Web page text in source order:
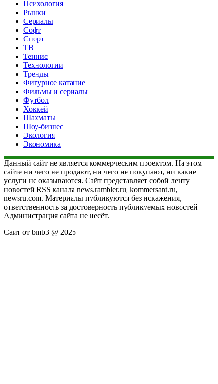
Психология
Рынки
Сериалы
Софт
Спорт
ТВ
Теннис
Технологии
Тренды
Фигурное катание
Фильмы и сериалы
Футбол
Хоккей
Шахматы
Шоу-бизнес
Экология
Экономика
Данный сайт не является коммерческим проектом. На этом
сайте ни чего не продают, ни чего не покупают, ни какие
услуги не оказываются. Сайт представляет собой ленту
новостей RSS канала news.rambler.ru, kommersant.ru,
newsru.com. Материалы публикуются без искажения,
ответственность за достоверность публикуемых новостей
Администрация сайта не несёт.
Сайт от bmb3 @ 2025